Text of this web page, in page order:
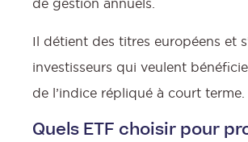
de gestion annuels.
Il détient des titres européens et
investisseurs qui veulent
de l’indice répliqué à court terme.
Quels ETF choisir pour